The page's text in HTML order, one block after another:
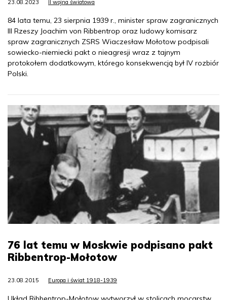
23.08.2023 II wojna światowa
84 lata temu, 23 sierpnia 1939 r., minister spraw zagranicznych
III Rzeszy Joachim von Ribbentrop oraz ludowy komisarz
spraw zagranicznych ZSRS Wiaczesław Mołotow podpisali
sowiecko-niemiecki pakt o nieagresji wraz z tajnym
protokołem dodatkowym, którego konsekwencją był IV rozbiór
Polski.
76 lat temu w Moskwie podpisano pakt
Ribbentrop-Mołotow
23.08.2015 Europa i świat 1918-1939